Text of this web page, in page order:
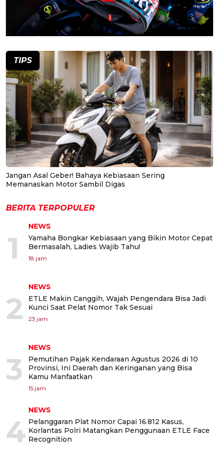
TIPS
Jangan Asal Geber! Bahaya Kebiasaan Sering
Memanaskan Motor Sambil Digas
BERITA TERPOPULER
1
NEWS
Yamaha Bongkar Kebiasaan yang Bikin Motor Cepat
Bermasalah, Ladies Wajib Tahu!
18 jam
2
NEWS
ETLE Makin Canggih, Wajah Pengendara Bisa Jadi
Kunci Saat Pelat Nomor Tak Sesuai
23 jam
3
NEWS
Pemutihan Pajak Kendaraan Agustus 2026 di 10
Provinsi, Ini Daerah dan Keringanan yang Bisa
Kamu Manfaatkan
15 jam
4
NEWS
Pelanggaran Plat Nomor Capai 16.812 Kasus,
Korlantas Polri Matangkan Penggunaan ETLE Face
Recognition